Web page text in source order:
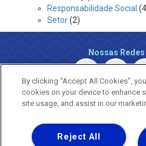
Responsabilidade Social
Setor(2)
Nossas
Uma empresa
By clicking “Accept All Cookies”,
cookies on your device to enhance
site usage, and assist in our
Reject All